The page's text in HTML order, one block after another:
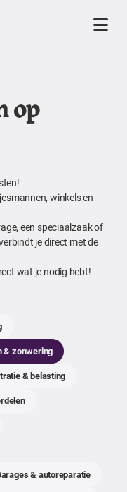
op
winkels en
een speciaalzaak of
je direct met de
wat je nodig hebt!
& zonwering
& belasting
& autoreparatie